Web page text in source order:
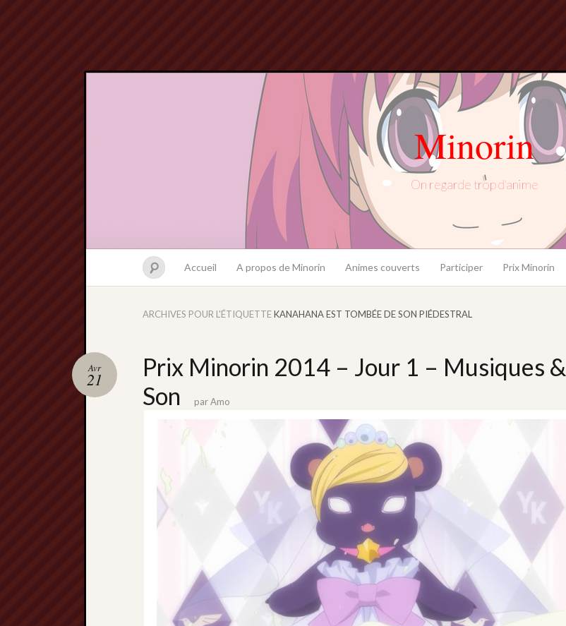
Minorin
On regarde trop d'anime
Accueil A propos de Minorin Animes couverts Participer Prix Minorin
ARCHIVES POUR L'ÉTIQUETTEKANAHANA EST TOMBÉE DE SON PIÉDESTRAL
Prix Minorin 2014 – Jour 1 – Musiques &
Son
Avr
21
parAmo